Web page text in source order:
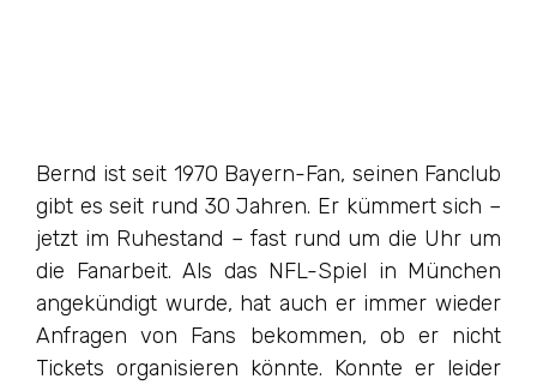
Bernd ist seit 1970 Bayern-Fan, seinen Fanclub
gibt es seit rund 30 Jahren. Er kümmert sich –
jetzt im Ruhestand – fast rund um die Uhr um
die Fanarbeit. Als das NFL-Spiel in München
angekündigt wurde, hat auch er immer wieder
Anfragen von Fans bekommen, ob er nicht
Tickets organisieren könnte. Konnte er leider